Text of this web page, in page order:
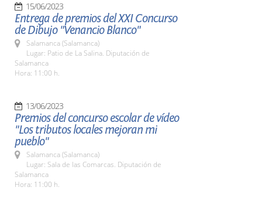
15/06/2023
Entrega de premios del XXI Concurso
de Dibujo "Venancio Blanco"
Salamanca (Salamanca)
Lugar: Patio de La Salina. Diputación de
Salamanca
Hora: 11:00 h.
13/06/2023
Premios del concurso escolar de vídeo
"Los tributos locales mejoran mi
pueblo"
Salamanca (Salamanca)
Lugar: Sala de las Comarcas. Diputación de
Salamanca
Hora: 11:00 h.